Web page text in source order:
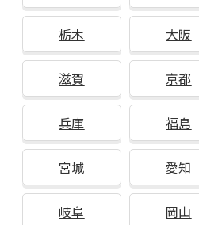
栃木 大阪
滋賀 京都
兵庫 福島
宮城 愛知
岐阜 岡山